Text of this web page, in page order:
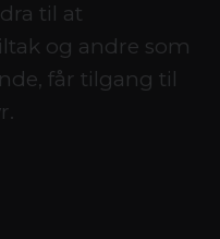
til at
og andre som
får tilgang til